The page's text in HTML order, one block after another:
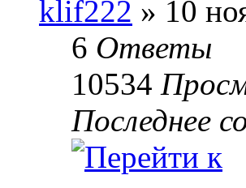
klif222 » 10
6 Ответы
10534
Последнее